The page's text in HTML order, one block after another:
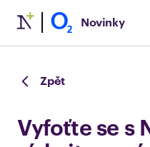
Novinky
Zpět
Vyfoťte se s